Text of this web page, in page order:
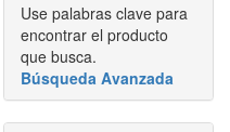
Use palabras clave para
encontrar el producto
que busca.
Búsqueda Avanzada